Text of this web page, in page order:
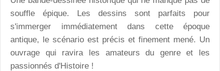
souffle épique. Les dessins sont parfaits pour
s'immerger immédiatement dans cette époque
antique, le scénario est précis et finement mené. Un
ouvrage qui ravira les amateurs du genre et les
passionnés d'Histoire !